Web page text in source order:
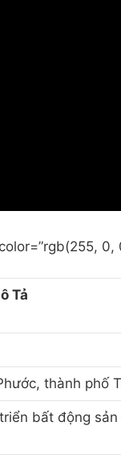
0,
Tả
thành phố
bất động sản